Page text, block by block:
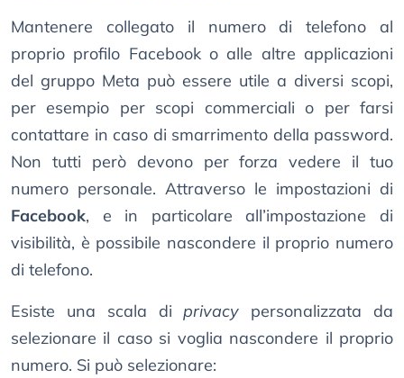
Mantenere collegato il numero di telefono al
proprio profilo Facebook o alle altre applicazioni
del gruppo Meta può essere utile a diversi scopi,
per esempio per scopi commerciali o per farsi
contattare in caso di smarrimento della password.
Non tutti però devono per forza vedere il tuo
numero personale. Attraverso le impostazioni di
Facebook, e in particolare all’impostazione di
visibilità, è possibile nascondere il proprio numero
di telefono.
Esiste una scala diprivacy personalizzata da
selezionare il caso si voglia nascondere il proprio
numero. Si può selezionare: